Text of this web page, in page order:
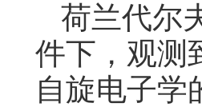
荷兰代尔
件下，观测
自旋电子学